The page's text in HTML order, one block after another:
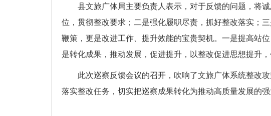
县文旅广体局主要负责人表示，对于反馈的问题，将
位，贯彻整改要求；二是强化履职尽责，抓好整改落实；
鞭策，更是改进工作、提升效能的宝贵契机。一是提高站
是转化成果，推动发展，促进提升，以整改促进思想提升
此次巡察反馈会议的召开，吹响了文旅广体系统整改
落实整改任务，切实把巡察成果转化为推动高质量发展的